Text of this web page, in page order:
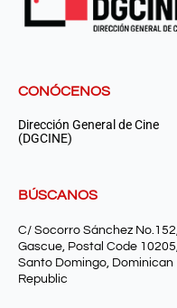
CONÓCENOS
Dirección General de Cine
(DGCINE)
BÚSCANOS
C/ Socorro Sánchez No.152,
Gascue, Postal Code 10205,
Santo Domingo, Dominican
Republic